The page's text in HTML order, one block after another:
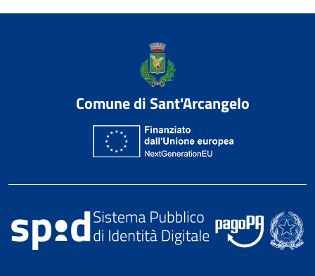
Comune di Sant'Arcangelo